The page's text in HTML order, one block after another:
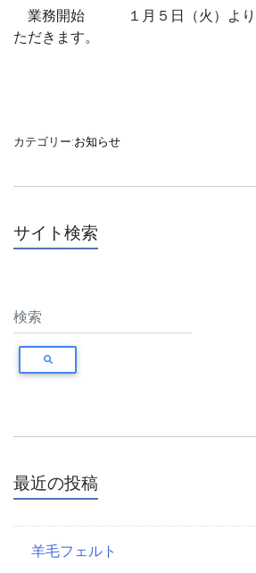
業務開始 １月５日（火）より
ただきます。
カテゴリー:お知らせ
サイト検索
最近の投稿
羊毛フェルト